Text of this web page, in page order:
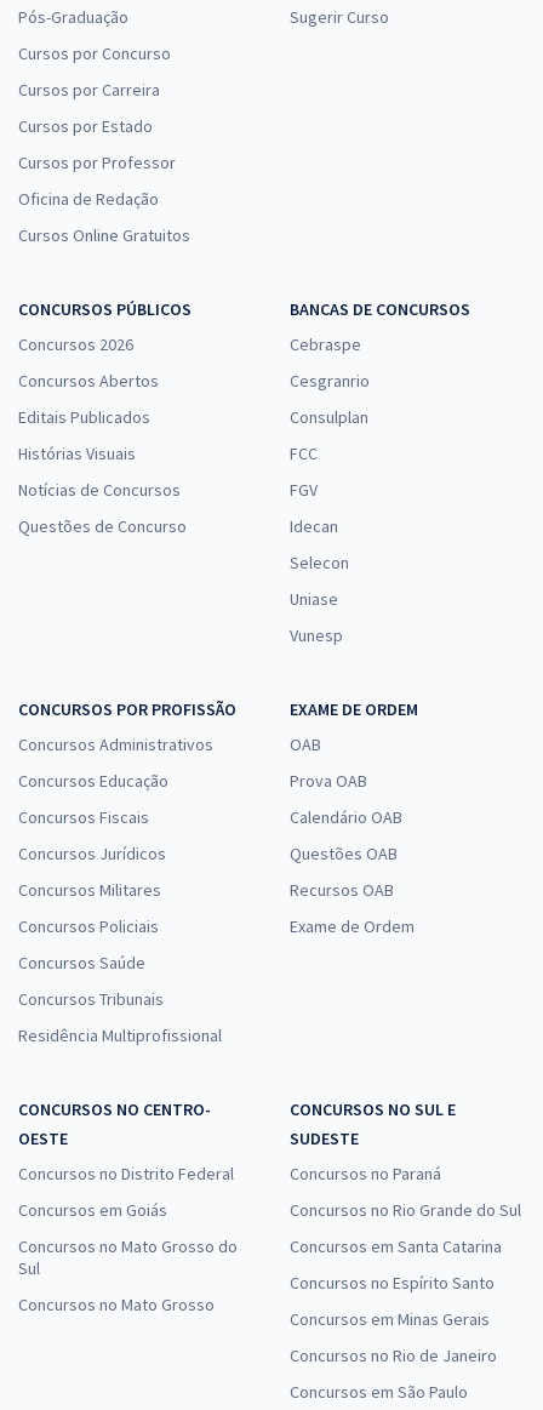
Pós-Graduação
Cursos por Concurso
Cursos por Carreira
Cursos por Estado
Cursos por Professor
Oficina de Redação
Cursos Online Gratuitos
Sugerir Curso
CONCURSOS PÚBLICOS
Concursos 2026
Concursos Abertos
Editais Publicados
Histórias Visuais
Notícias de Concursos
Questões de Concurso
BANCAS DE CONCURSOS
Cebraspe
Cesgranrio
Consulplan
FCC
FGV
Idecan
Selecon
Uniase
Vunesp
CONCURSOS POR PROFISSÃO
Concursos Administrativos
Concursos Educação
Concursos Fiscais
Concursos Jurídicos
Concursos Militares
Concursos Policiais
Concursos Saúde
Concursos Tribunais
Residência Multiprofissional
EXAME DE ORDEM
OAB
Prova OAB
Calendário OAB
Questões OAB
Recursos OAB
Exame de Ordem
CONCURSOS NO CENTRO-
OESTE
Concursos no Distrito Federal
Concursos em Goiás
Concursos no Mato Grosso do
Sul
Concursos no Mato Grosso
CONCURSOS NO SUL E
SUDESTE
Concursos no Paraná
Concursos no Rio Grande do Sul
Concursos em Santa Catarina
Concursos no Espírito Santo
Concursos em Minas Gerais
Concursos no Rio de Janeiro
Concursos em São Paulo